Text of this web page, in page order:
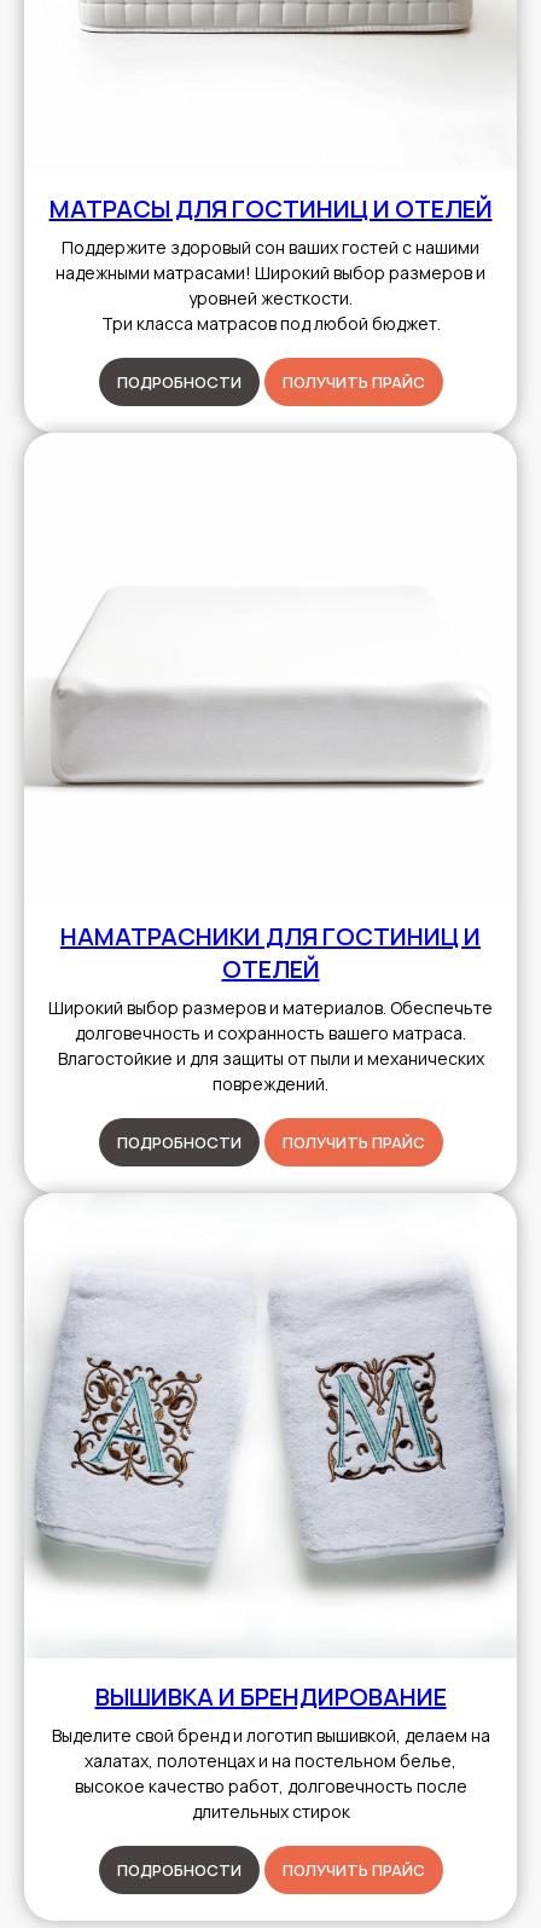
МАТРАСЫ ДЛЯ ГОСТИНИЦ И ОТЕЛЕЙ
Поддержите здоровый сон ваших гостей с нашими
надежными матрасами! Широкий выбор размеров и
уровней жесткости.
Три класса матрасов под любой бюджет.
ПОДРОБНОСТИ ПОЛУЧИТЬ ПРАЙС
НАМАТРАСНИКИ ДЛЯ ГОСТИНИЦ И
ОТЕЛЕЙ
Широкий выбор размеров и материалов. Обеспечьте
долговечность и сохранность вашего матраса.
Влагостойкие и для защиты от пыли и механических
повреждений.
ПОДРОБНОСТИ ПОЛУЧИТЬ ПРАЙС
ВЫШИВКА И БРЕНДИРОВАНИЕ
Выделите свой бренд и логотип вышивкой, делаем на
халатах, полотенцах и на постельном белье,
высокое качество работ, долговечность после
длительных стирок
ПОДРОБНОСТИ ПОЛУЧИТЬ ПРАЙС